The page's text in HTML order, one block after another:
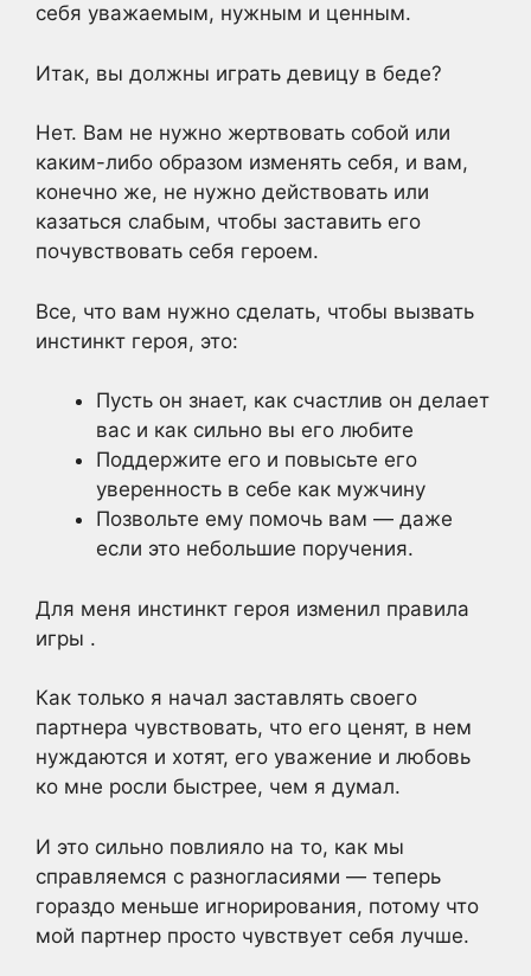
себя уважаемым, нужным и ценным.
Итак, вы должны играть девицу в беде?
Нет. Вам не нужно жертвовать собой или
каким-либо образом изменять себя, и вам,
конечно же, не нужно действовать или
казаться слабым, чтобы заставить его
почувствовать себя героем.
Все, что вам нужно сделать, чтобы вызвать
инстинкт героя, это:
Пусть он знает, как счастлив он делает
вас и как сильно вы его любите
Поддержите его и повысьте его
уверенность в себе как мужчину
Позвольте ему помочь вам — даже
если это небольшие поручения.
Для меня инстинкт героя изменил правила
игры .
Как только я начал заставлять своего
партнера чувствовать, что его ценят, в нем
нуждаются и хотят, его уважение и любовь
ко мне росли быстрее, чем я думал.
И это сильно повлияло на то, как мы
справляемся с разногласиями — теперь
гораздо меньше игнорирования, потому что
мой партнер просто чувствует себя лучше.